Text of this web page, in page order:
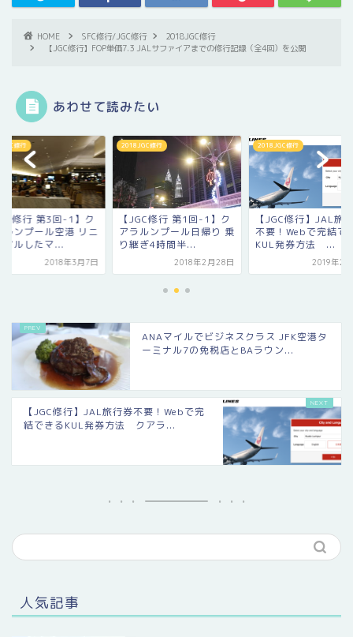
HOME SFC修行/JGC修行
2018JGC修行
【JGC修行】FOP単価7.3 JALサファイアまでの修行記録（全4回）を公開
あわせて読みたい
修行
修行 第1回-1】ク
ルンプール日帰り 乗
ぎ4時間半...
2018年2月28日
2018JGC修行
【JGC修行】JAL旅行券
不要！Webで完結できる
KUL発券方法 ...
2019年2月17日
2018JGC修行
【JGC修行 第3回-1
アラルンプール空港
ューアルしたマ...
2018年3
ANAマイルでビジネスクラス JFK空港タ
ーミナル7の免税店とBAラウン...
【JGC修行】JAL旅行券不要！Webで完
結できるKUL発券方法 クアラ...
人気記事